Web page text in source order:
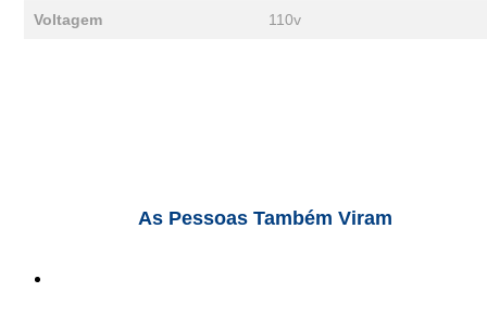
Voltagem 110v
As Pessoas Também Viram